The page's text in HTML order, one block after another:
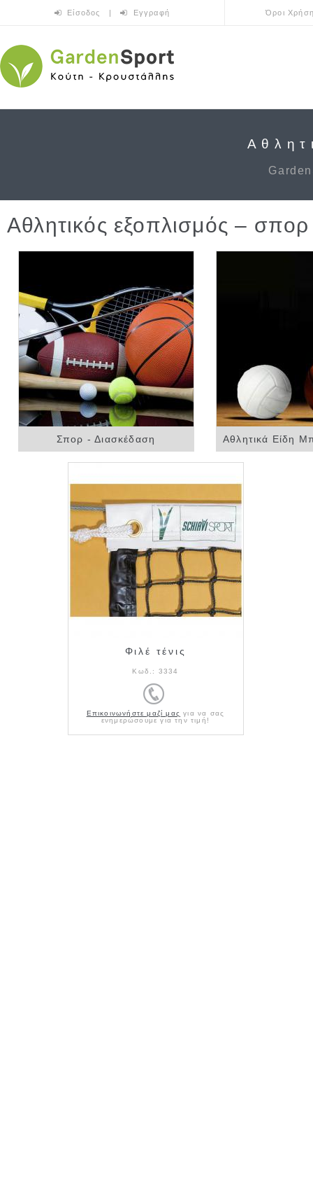
Είσοδος | Εγγραφή Όροι
Αθλητικός εξοπλισμός – σπορ
Σπορ - Διασκέδαση Αθλητικά Είδη
Φιλέ τένις
Κωδ.: 3334
Επικοινωνήστε μαζί μας για να σας
ενημερώσουμε για την τιμή!